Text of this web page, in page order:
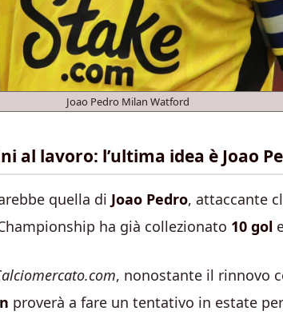
Joao Pedro Milan Watford
al lavoro: l’ultima idea è Joao
quella di Joao Pedro, attaccante
ha già collezionato 10 gol
, nonostante il rinnovo
proverà a fare un tentativo in estate